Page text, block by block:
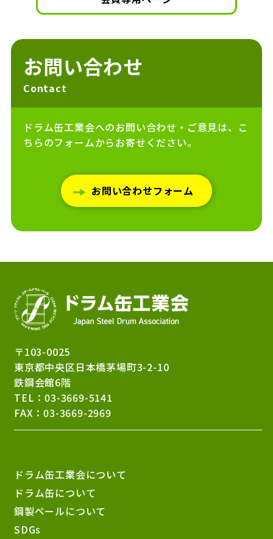
お問い合わせ
Contact
ドラム缶工業会へのお問い合わせ・ご意見は、こ
ちらのフォームからお寄せください。
お問い合わせフォーム
〒103-0025
東京都中央区日本橋茅場町3-2-10
鉄鋼会館6階
TEL：03-3669-5141
FAX：03-3669-2969
ドラム缶工業会について
ドラム缶について
鋼製ペールについて
SDGs